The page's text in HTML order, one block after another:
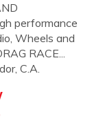
performance
Wheels and
RACE...
C.A.